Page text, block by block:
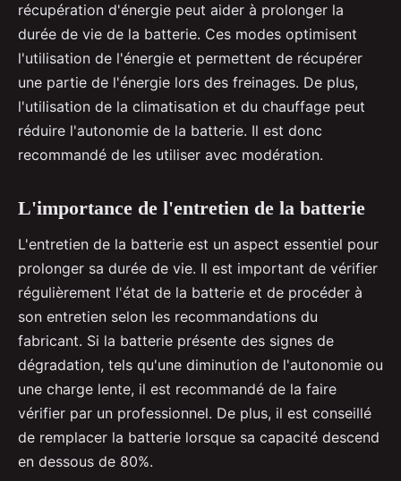
récupération d'énergie peut aider à prolonger la
durée de vie de la batterie. Ces modes optimisent
l'utilisation de l'énergie et permettent de récupérer
une partie de l'énergie lors des freinages. De plus,
l'utilisation de la climatisation et du chauffage peut
réduire l'autonomie de la batterie. Il est donc
recommandé de les utiliser avec modération.
L'importance de l'entretien de la batterie
L'entretien de la batterie est un aspect essentiel pour
prolonger sa durée de vie. Il est important de vérifier
régulièrement l'état de la batterie et de procéder à
son entretien selon les recommandations du
fabricant. Si la batterie présente des signes de
dégradation, tels qu'une diminution de l'autonomie ou
une charge lente, il est recommandé de la faire
vérifier par un professionnel. De plus, il est conseillé
de remplacer la batterie lorsque sa capacité descend
en dessous de 80%.